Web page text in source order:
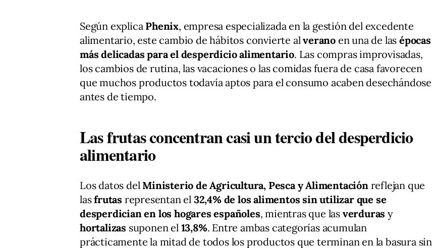
Según explica Phenix, empresa especializada en la gestión del excedente
alimentario, este cambio de hábitos convierte alverano en una de lasépocas
más delicadas para el desperdicio alimentario. Las compras improvisadas,
los cambios de rutina, las vacaciones o las comidas fuera de casa favorecen
que muchos productos todavía aptos para el consumo acaben desechándose
antes de tiempo.
Las frutas concentran casi un tercio del desperdicio
alimentario
Los datos del Ministerio de Agricultura, Pesca y Alimentaciónreflejan que
lasfrutas representan el 32,4% de los alimentos sin utilizar que se
desperdician en los hogares españoles, mientras que las verduras y
hortalizas suponen el 13,8%. Entre ambas categorías acumulan
prácticamente la mitad de todos los productos que terminan en la basura sin